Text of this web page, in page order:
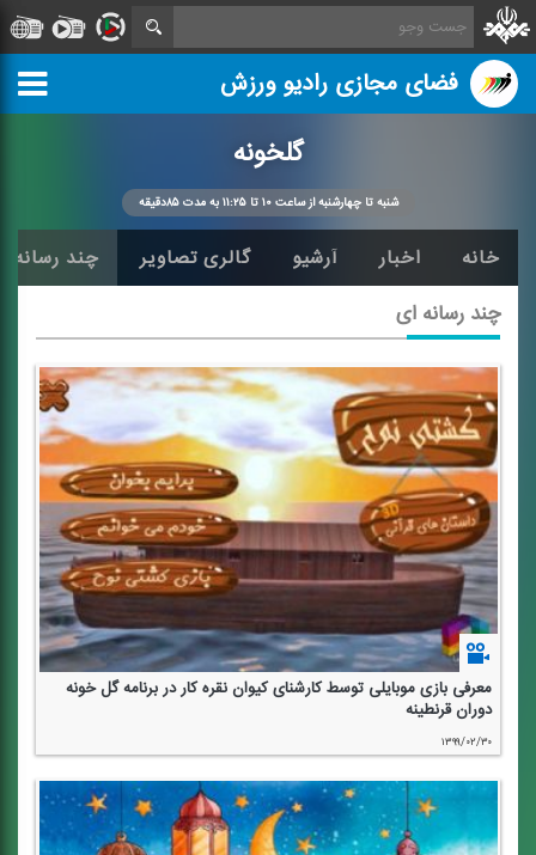
فضای مجازی رادیو ورزش
گلخونه
شنبه تا چهارشنبه از ساعت ۱۰ تا ۱۱:۲۵ به مدت ۸۵دقیقه
خانه اخبار آرشیو گالری تصاویر چند رسانه
چند رسانه ای
معرفی بازی موبایلی توسط كارشنای كیوان نقره كار در برنامه گل خونه
دوران قرنطینه
۱۳۹۹/۰۲/۳۰